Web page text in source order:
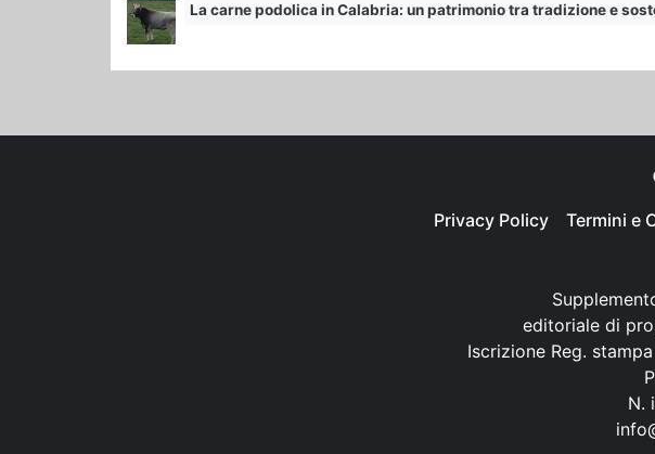
La carne podolica in Calabria: un patrimonio tra tradizione e
Privacy Policy Termini e
editoriale di
Iscrizione Reg.
N.